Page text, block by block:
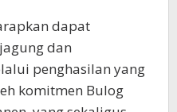
dapat
dan
penghasilan yang
komitmen Bulog